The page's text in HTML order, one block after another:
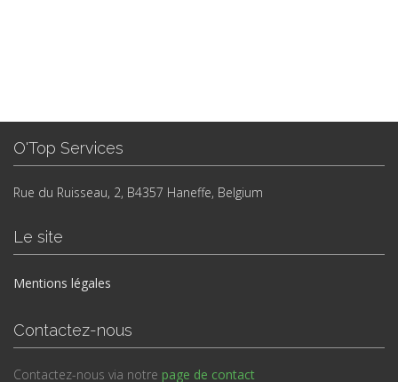
O'Top Services
Rue du Ruisseau, 2, B4357 Haneffe, Belgium
Le site
Mentions légales
Contactez-nous
Contactez-nous via notre page de contact